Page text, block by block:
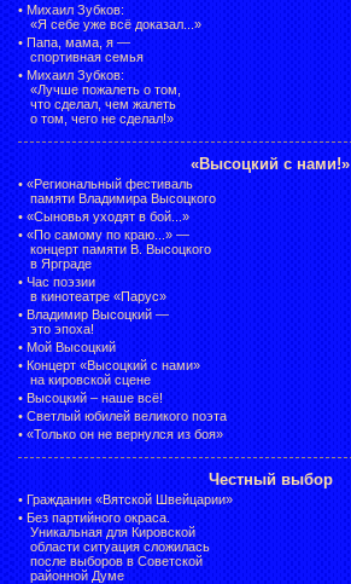
• Михаил Зубков:
«Я себе уже всё доказал...»
• Папа, мама, я —
спортивная семья
• Михаил Зубков:
«Лучше пожалеть о том,
что сделал, чем жалеть
о том, чего не сделал!»
«Высоцкий с нами!»
• «Региональный фестиваль
памяти Владимира Высоцкого
• «Сыновья уходят в бой...»
• «По самому по краю...» —
концерт памяти В. Высоцкого
в Ярграде
• Час поэзии
в кинотеатре «Парус»
• Владимир Высоцкий —
это эпоха!
• Мой Высоцкий
• Концерт «Высоцкий с нами»
на кировской сцене
• Высоцкий – наше всё!
• Светлый юбилей великого поэта
• «Только он не вернулся из боя»
Честный выбор
• Гражданин «Вятской Швейцарии»
• Без партийного окраса.
Уникальная для Кировской
области ситуация сложилась
после выборов в Советской
районной Думе